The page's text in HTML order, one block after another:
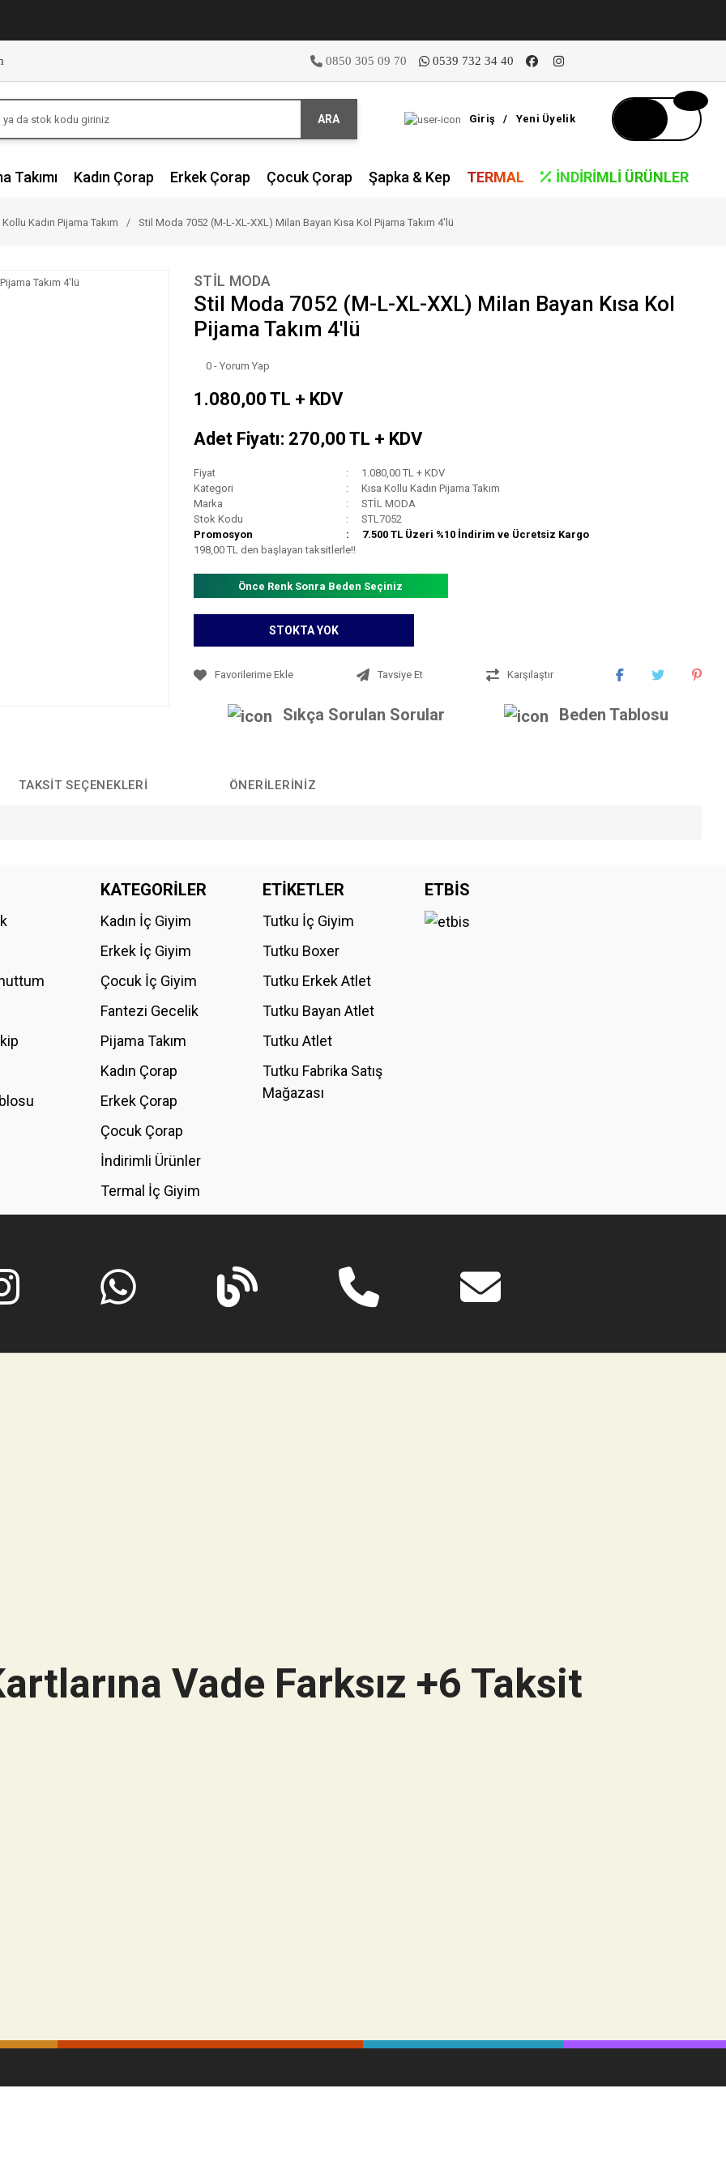
0850 305 09 70 0539 732 34 40
ARA Giriş / Yeni Üyelik
Takımı Kadın Çorap Erkek Çorap Çocuk Çorap Şapka & Kep TERMAL İNDIRIMLI ÜRÜNLER
Kollu Kadın Pijama Takım Stil Moda 7052 (M-L-XL-XXL) Milan Bayan Kısa Kol Pijama Takım 4'lü
STİL MODA
Stil Moda 7052 (M-L-XL-XXL) Milan Bayan Kısa Kol
Pijama Takım 4'lü
0 - Yorum Yap
1.080,00 TL + KDV
Adet Fiyatı: 270,00 TL + KDV
Fiyat
1.080,00 TL + KDV
Kategori
Kısa Kollu Kadın Pijama Takım
Marka
STİL MODA
Stok Kodu
STL7052
Promosyon
7.500 TL Üzeri %10 İndirim ve Ücretsiz Kargo
198,00 TL den başlayan taksitlerle!!
Önce Renk Sonra Beden Seçiniz
STOKTA YOK
Tavsiye Et Karşılaştır
Sıkça Sorulan Sorular Beden Tablosu
TAKSIT SEÇENEKLERI ÖNERILERINIZ
Bu ürüne ilk yorumu siz yapın!
KATEGORİLER
Kadın İç Giyim
Erkek İç Giyim
Çocuk İç Giyim
Fantezi Gecelik
Pijama Takım
Kadın Çorap
Erkek Çorap
Çocuk Çorap
İndirimli Ürünler
Termal İç Giyim
ETİKETLER
Tutku İç Giyim
Tutku Boxer
Tutku Erkek Atlet
Tutku Bayan Atlet
Tutku Atlet
Tutku Fabrika Satış
Mağazası
ETBİS
Vade Farksız +6 Taksit